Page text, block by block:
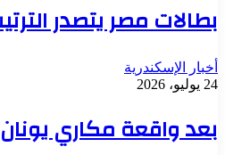
بطالات مصر يتصدر
أخبار الإسكندرية
24 يوليو، 2026
بعد واقعة مكاري